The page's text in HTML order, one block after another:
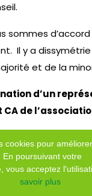
sommes
Il y a
et de la
d’un
CA de
au
par Benoît Huts.
caisse de la
cookies pour améliorer
poursuivant votre
vous acceptez
savoir plus